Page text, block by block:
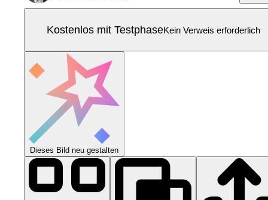
Kostenlos mit TestphaseKein Verweis erforderlich
Dieses Bild neu gestalten